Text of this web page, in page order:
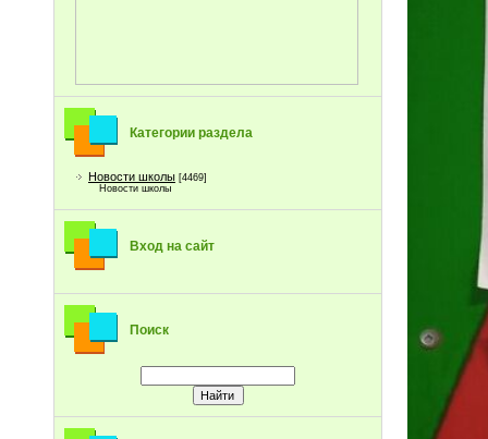
Категории раздела
Новости школы [4469]
Новости школы
Вход на сайт
Поиск